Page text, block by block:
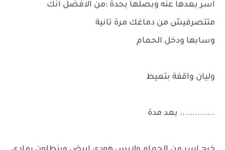
اسر بعدها عنه وبصلها بحدة :من الافضل انك
متتصرفيش من دماغك مرة تانية
وسابها ودخل الحمام
وليان واقفة بتعيط
.............. بعد مدة